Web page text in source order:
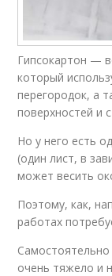
Гипсокартон —
который
перегородок, а
поверхностей и
Но у него есть
(один лист, в
может весить
Поэтому, как,
работах
Самостоятельно
очень тяжело и